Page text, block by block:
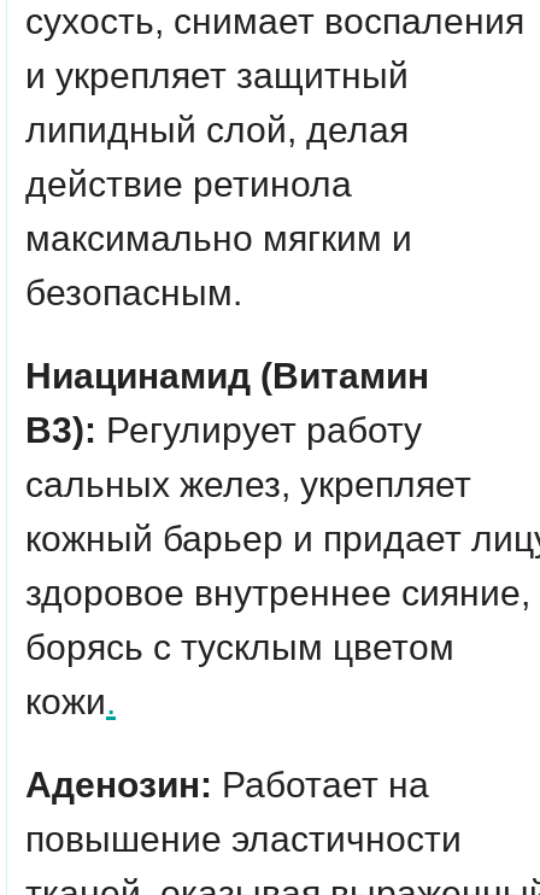
сухость, снимает воспаления
и укрепляет защитный
липидный слой, делая
действие ретинола
максимально мягким и
безопасным.
Ниацинамид (Витамин
B3): Регулирует работу
сальных желез, укрепляет
кожный барьер и придает
здоровое внутреннее сияние,
борясь с тусклым цветом
кожи.
Аденозин: Работает на
повышение эластичности